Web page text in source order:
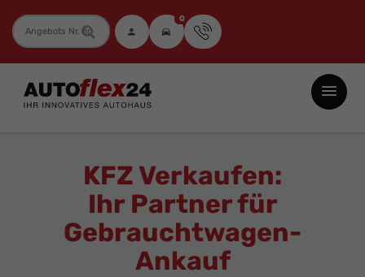
Fahrzeugnummer 0
Autoflex24
GmbH
Jahreswagen
KFZ Verkaufen:
Ihr Partner für
Gebrauchtwagen-
Ankauf